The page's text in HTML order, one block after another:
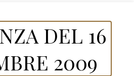
DEL 16
2009